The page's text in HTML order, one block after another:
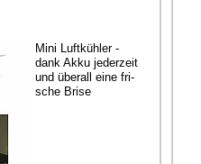
Mi­ni Luft­küh­ler -
dank Ak­ku je­der­zeit
und über­all ei­ne fri­
sche Bri­se